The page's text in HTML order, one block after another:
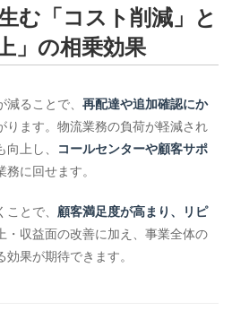
む「コスト削減」と
」の相乗効果
ることで、 再配達や追加確認にか
ります。物流業務の負荷が軽減され
上し、
コールセンターや顧客サポ
務に回せます。
とで、 顧客満足度が高まり、リピ
・収益面の改善に加え、事業全体の
効果が期待できます。